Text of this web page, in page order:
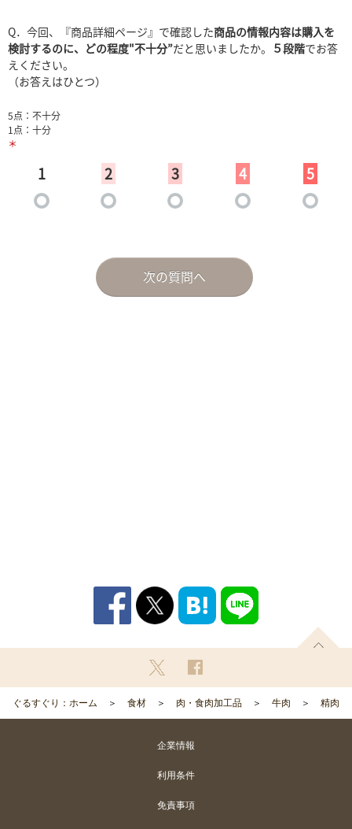
ぐるすぐり：ホーム 食材 肉・食肉加工品 牛肉 精肉
企業情報
利用条件
免責事項